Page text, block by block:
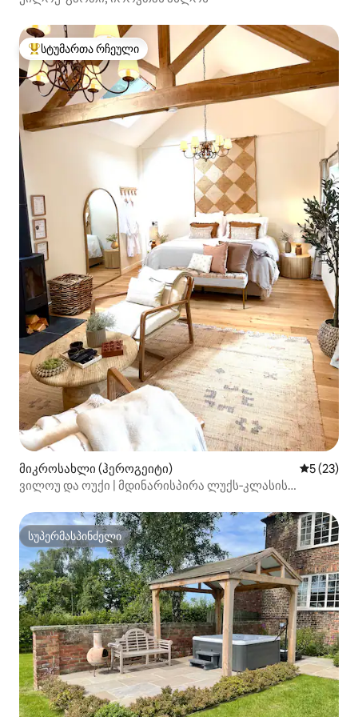
სტუმართა რჩეული მოწინავე ვარიანტი
სტუმართა რჩეული
მიკროსახლი (ჰეროგეიტი) საშუალო
5 (23)
ვილოუ და ოუქი | მდინარისპირა ლუქს‑კლასის
სუპერმასპინძელი
სუპერმასპინძელი